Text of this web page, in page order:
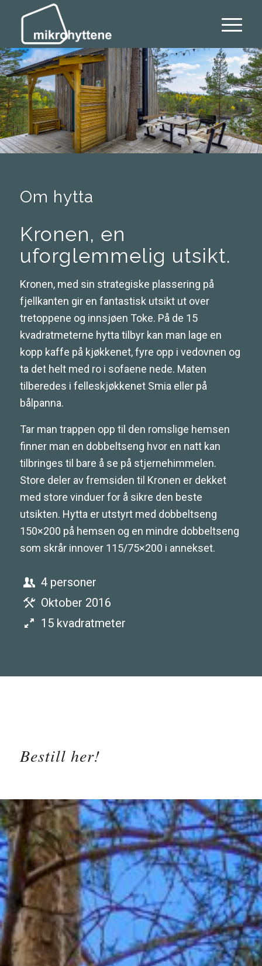
Om hytta
Kronen, en
uforglemmelig utsikt.
Kronen, med sin strategiske plassering på
fjellkanten gir en fantastisk utsikt ut over
tretoppene og innsjøen Toke. På de 15
kvadratmeterne hytta tilbyr kan man lage en
kopp kaffe på kjøkkenet, fyre opp i vedovnen og
ta det helt med ro i sofaene nede. Maten
tilberedes i felleskjøkkenet Smia eller på
bålpanna.
Tar man trappen opp til den romslige hemsen
finner man en dobbeltseng hvor en natt kan
tilbringes til bare å se på stjernehimmelen.
Store deler av fremsiden til Kronen er dekket
med store vinduer for å sikre den beste
utsikten. Hytta er utstyrt med dobbeltseng
150×200 på hemsen og en mindre dobbeltseng
som skrår innover 115/75×200 i annekset.
4 personer
Oktober 2016
15 kvadratmeter
Bestill her!